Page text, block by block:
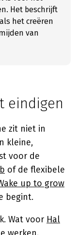
Het beschrijft
het creëren
van
eindigen
zit niet in
kleine,
voor de
of de flexibele
up to grow
begint.
Wat voor Hal